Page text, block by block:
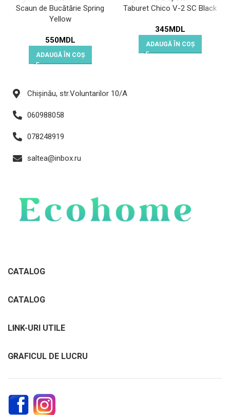
Scaun de Bucătărie Spring
Yellow
550MDL
ADAUGĂ ÎN COȘ
Taburet Chico V-2 SC Black
345MDL
ADAUGĂ ÎN COȘ
Chișinău, str.Voluntarilor 10/A
060988058
078248919
saltea@inbox.ru
CATALOG
CATALOG
LINK-URI UTILE
GRAFICUL DE LUCRU